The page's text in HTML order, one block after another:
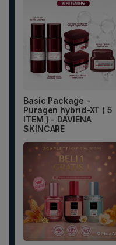
Basic Package -
Puragen hybrid-XT ( 5
ITEM ) - DAVIENA
SKINCARE